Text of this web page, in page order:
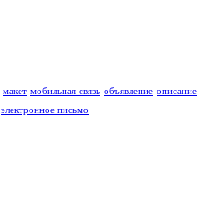
макет мобильная связь объявление описание
электронное письмо